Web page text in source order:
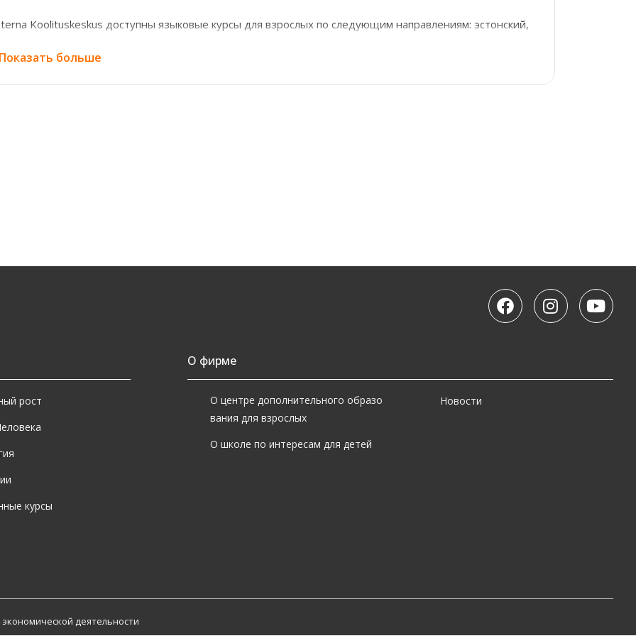
Koolituskeskus доступны языковые курсы для взрослых по следующим направлениям: эстонский,
выбрать формат в зависимости от ваших целей, графика и желаемой интенсивности
формат обучения выбрать?
формата зависит от ваших целей, уровня подготовки и графика.
группы подойдут тем, кто хочет больше разговорной практики и обучения в живом формате
больше
рост
курсы
О фирме
О центре дополнительного образо
вания для взрослых
О школе по интересам для детей
Новости
деятельности